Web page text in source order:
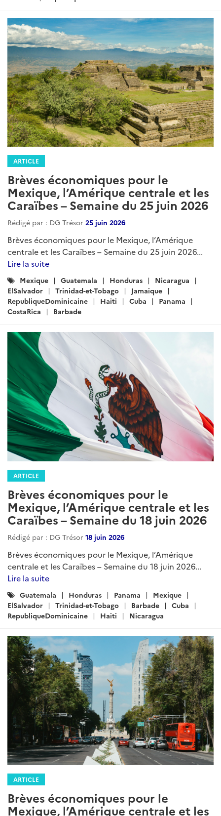
ARTICLE
Brèves économiques pour le
Mexique, l’Amérique centrale et les
Caraïbes – Semaine du 25 juin 2026
Rédigé par : DG Trésor 25 juin 2026
Brèves économiques pour le Mexique, l’Amérique
centrale et les Caraïbes – Semaine du 25 juin 2026...
Lire la suite
Catégories
:
Mexique Guatemala Honduras
Nicaragua
ElSalvador
Trinidad-et-Tobago
Jamaique
RepubliqueDominicaine
Haiti Cuba
Panama
CostaRica
Barbade
ARTICLE
Brèves économiques pour le
Mexique, l’Amérique centrale et les
Caraïbes – Semaine du 18 juin 2026
Rédigé par : DG Trésor 18 juin 2026
Brèves économiques pour le Mexique, l’Amérique
centrale et les Caraïbes – Semaine du 18 juin 2026...
Lire la suite
Catégories
:
Guatemala Honduras Panama
Mexique
ElSalvador
Trinidad-et-Tobago Barbade
Cuba
RepubliqueDominicaine
Haiti Nicaragua
ARTICLE
Brèves économiques pour le
Mexique, l’Amérique centrale et les